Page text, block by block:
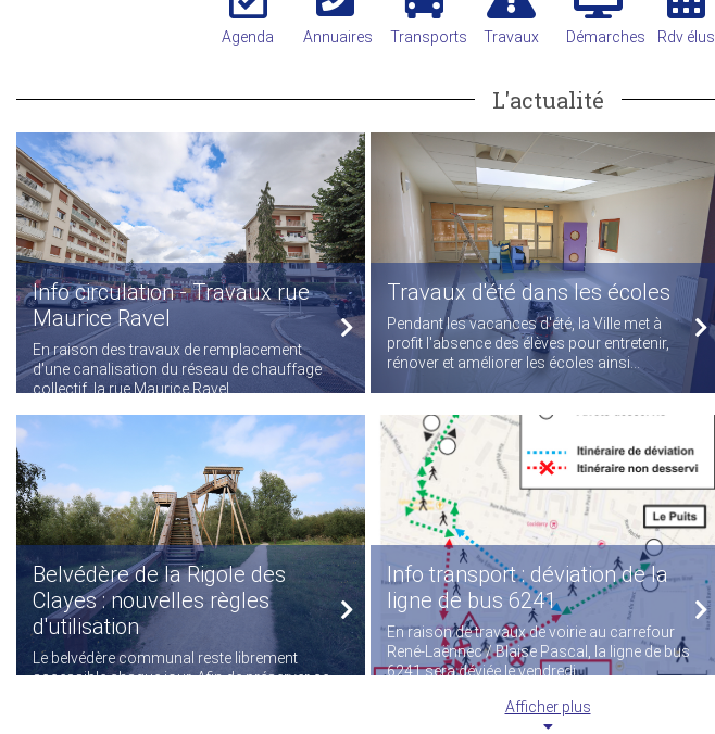
Agenda Annuaires Transports Travaux Démarches Rdv élus
L'actualité
Info circulation - Travaux rue
Maurice Ravel
En raison des travaux de remplacement
d'une canalisation du réseau de chauffage
collectif, la rue Maurice Ravel...
Travaux d'été dans les écoles
Pendant les vacances d'été, la Ville met à
profit l'absence des élèves pour entretenir,
rénover et améliorer les écoles ainsi...
Belvédère de la Rigole des
Clayes : nouvelles règles
d'utilisation
Le belvédère communal reste librement
accessible chaque jour. Afin de préserver ce
Info transport : déviation de la
ligne de bus 6241
En raison de travaux de voirie au carrefour
René-Laënnec / Blaise Pascal, la ligne de bus
6241 sera déviée le vendredi...
Afficher plus